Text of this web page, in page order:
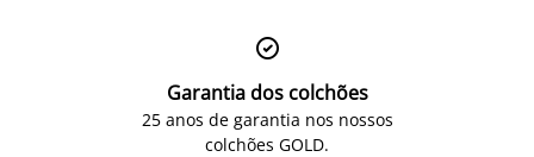

Garantia dos colchões
25 anos de garantia nos nossos
colchões GOLD.